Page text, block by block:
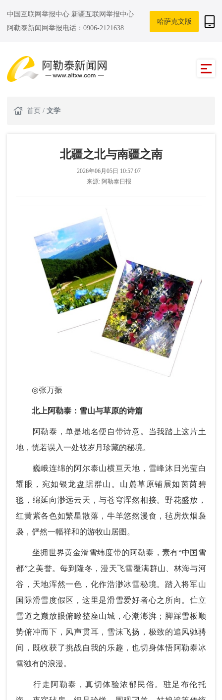
中国互联网举报中心 新疆互联网举报中心
阿勒泰新闻网举报电话：0906-2121638
哈萨克文版
首页 / 文学
北疆之北与南疆之南
2026年06月05日 10:57:07
来源: 阿勒泰日报
◎张万振
北上阿勒泰：雪山与草原的诗篇
阿勒泰，单是地名便自带诗意。当我踏上这片土
地，恍若误入一处被岁月珍藏的秘境。
巍峨连绵的阿尔泰山横亘天地，雪峰沐日光莹白
耀眼，宛如银龙盘踞群山。山麓草原铺展如茵茵碧
毯，绵延向渺远云天，与苍穹浑然相接。野花盛放，
红黄紫各色如繁星散落，牛羊悠然漫食，毡房炊烟袅
袅，俨然一幅祥和的游牧山居图。
坐拥世界黄金滑雪纬度带的阿勒泰，素有“中国雪
都”之美誉。每到隆冬，漫天飞雪覆满群山、林海与河
谷，天地浑然一色，化作浩渺冰雪秘境。踏入将军山
国际滑雪度假区，这里是滑雪爱好者心之所向。伫立
雪道之巅放眼俯瞰整座山城，心潮澎湃；脚踩雪板顺
势俯冲而下，风声贯耳，雪沫飞扬，极致的追风驰骋
间，既收获了挑战自我的乐趣，也切身体悟阿勒泰冰
雪独有的浪漫。
行走阿勒泰，真切体验浓郁民俗。驻足布伦托